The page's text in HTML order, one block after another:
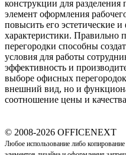
конструкции для
элемент оформления
повысить его эстетические
характеристики. Правильно
перегородки способны
условия для работы
эффективность и
выборе офисных
внешний вид, но и
соотношение цены и
© 2008-2026 OFFICENEXT
Любое использование либо